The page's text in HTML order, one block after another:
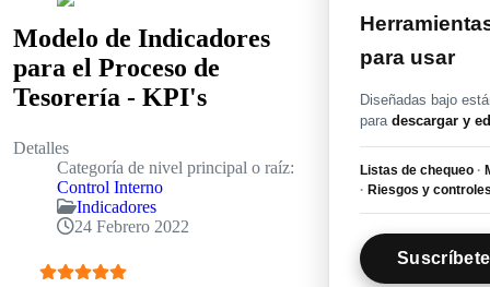
Modelo de Indicadores
para el Proceso de
Tesorería - KPI's
Detalles
Categoría de nivel principal o raíz:
Control Interno
Indicadores
24 Febrero 2022
para usar
Diseñadas bajo
paradescargar y
Listas de chequeo ·
· Riesgos y